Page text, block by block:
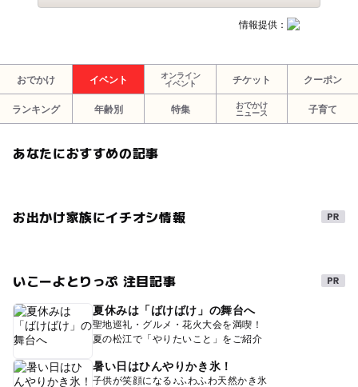
情報提供：
おでかけ イベント
オンライン
イベント
チケット クーポン
ランキング 年齢別 特集
おでかけ
ニュース
子育て
あなたにおすすめの記事
お出かけ家族にイチオシ情報
いこーよとりっぷ 注目記事
夏休みは「ばけばけ」の舞台へ
聖地巡礼・グルメ・花火大会を満喫！
夏の松江で「やりたいこと」をご紹介
暑い日はひんやりかき氷！
子供が笑顔になる♪ふわふわ天然かき氷